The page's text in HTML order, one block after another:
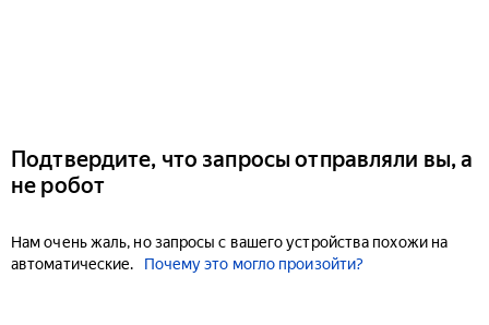
Подтвердите, что запросы отправляли вы, а
не робот
Нам очень жаль, но запросы с вашего устройства похожи на
автоматические.
Почему это могло произойти?